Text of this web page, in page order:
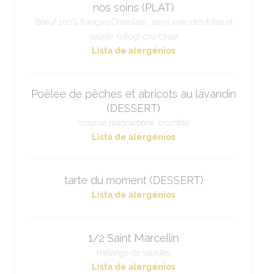
nos soins (PLAT)
Bœuf 100% français Charolais , servi avec des frites et
salade. (180g) cru/césar
Lista de alergénios
Poêlee de pêches et abricots au lavandin
(DESSERT)
mousse mascarpone, crumble
Lista de alergénios
tarte du moment (DESSERT)
Lista de alergénios
1/2 Saint Marcellin
mélange de salades
Lista de alergénios